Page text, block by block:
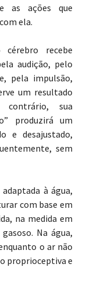
as ações que
ela.
recebe
audição, pelo
pela impulsão,
um resultado
sua
produzirá um
e desajustado,
sem
à água,
com base em
na medida em
Na água,
o ar não
proprioceptiva e